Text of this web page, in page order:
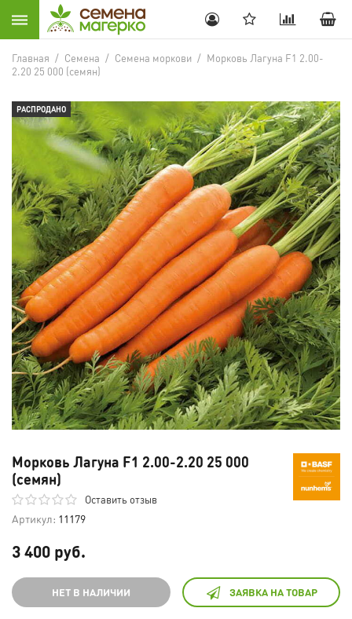
Главная / Семена / Семена моркови / Морковь Лагуна F1 2.00-
2.20 25 000 (семян)
РАСПРОДАНО
Морковь Лагуна F1 2.00-2.20 25 000
(семян)
Оставить отзыв
Артикул: 11179
3 400 руб.
НЕТ В НАЛИЧИИ ЗАЯВКА НА ТОВАР